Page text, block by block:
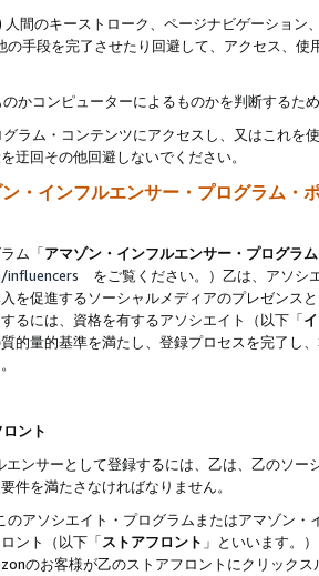
人間のキーストローク、ページナビゲーショ
の手段を完了させたり回避して、アクセス、
かコンピューターによるものかを判断するた
ラム・コンテンツにアクセスし、又はこれ
迂回その他回避しないでください。
・インフルエンサー・プログラム・
ム「アマゾン・インフルエンサー・プログラム
influencers をご覧ください。）乙は、アソシ
を促進するソーシャルメディアのプレゼンス
るには、資格を有するアソシエイト（以下「
的量的基準を満たし、登録プロセスを完了し、
ント
ンサーとして登録するには、乙は、乙のソー
件を満たさなければなりません。
アソシエイト・プログラムまたはアマゾン・
ント（以下「ストアフロント 」といいます。
のお客様が乙のストアフロントにクリック